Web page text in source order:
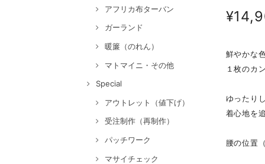
アフリカ布ターバン
ガーランド
暖簾（のれん）
マトマイニ・その他
Special
アウトレット（値下げ）
受注制作（再制作）
パッチワーク
マサイチェック
鮮やかな
１枚のカ
ゆったり
着心地を
腰の位置